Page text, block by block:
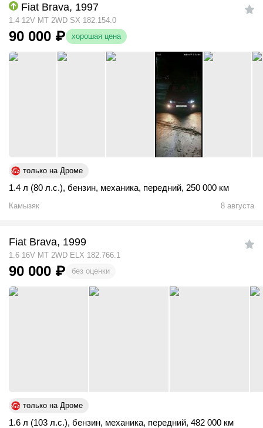
Fiat Brava, 1997
1.4 12V MT 2WD SX 182.154.0
90 000 ₽ хорошая цена
только на Дроме
1.4 л (80 л.с.), бензин, механика, передний, 250 000 км
Камызяк 8 августа
Fiat Brava, 1999
1.6 16V MT 2WD ELX 182.766.1
90 000 ₽ без оценки
только на Дроме
1.6 л (103 л.с.), бензин, механика, передний, 482 000 км